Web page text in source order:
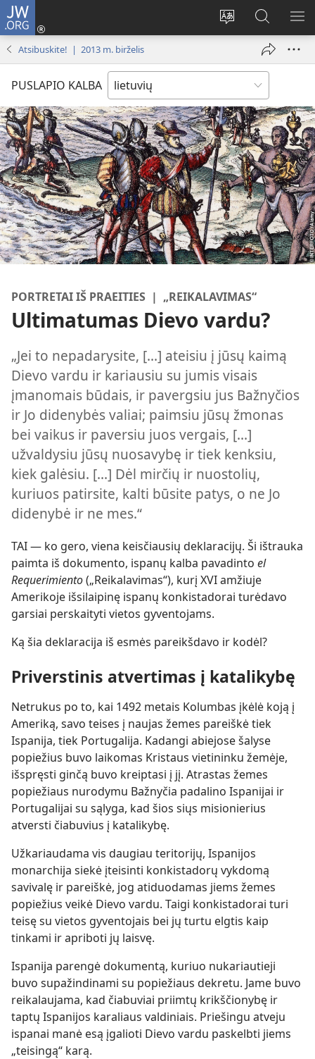
JW.ORG
Pakeisti
svetainės
Prisijungti
(atsiveria Paieška
svetainėje
JW.ORG
Atsibuskite! | 2013 m. birželis
PUSLAPIO KALBA
PORTRETAI IŠ PRAEITIES | „REIKALAVIMAS“
Ultimatumas Dievo vardu?
„Jei to nepadarysite, [...] ateisiu į jūsų kaimą
Dievo vardu ir kariausiu su jumis visais
įmanomais būdais, ir pavergsiu jus Bažnyčios
ir Jo didenybės valiai; paimsiu jūsų žmonas
bei vaikus ir paversiu juos vergais, [...]
užvaldysiu jūsų nuosavybę ir tiek kenksiu,
kiek galėsiu. [...] Dėl mirčių ir nuostolių,
kuriuos patirsite, kalti būsite patys, o ne Jo
didenybė ir ne mes.“
TAI — ko gero, viena keisčiausių deklaracijų. Ši ištrauka
paimta iš dokumento, ispanų kalba pavadinto el
Requerimiento(„Reikalavimas“), kurį XVI amžiuje
Amerikoje išsilaipinę ispanų konkistadorai turėdavo
garsiai perskaityti vietos gyventojams.
Ką šia deklaracija iš esmės pareikšdavo ir kodėl?
Priverstinis atvertimas į katalikybę
Netrukus po to, kai 1492 metais Kolumbas įkėlė koją į
Ameriką, savo teises į naujas žemes pareiškė tiek
Ispanija, tiek Portugalija. Kadangi abiejose šalyse
popiežius buvo laikomas Kristaus vietininku žemėje,
išspręsti ginčą buvo kreiptasi į jį. Atrastas žemes
popiežiaus nurodymu Bažnyčia padalino Ispanijai ir
Portugalijai su sąlyga, kad šios siųs misionierius
atversti čiabuvius į katalikybę.
Užkariaudama vis daugiau teritorijų, Ispanijos
monarchija siekė įteisinti konkistadorų vykdomą
savivalę ir pareiškė, jog atiduodamas jiems žemes
popiežius veikė Dievo vardu. Taigi konkistadorai turi
teisę su vietos gyventojais bei jų turtu elgtis kaip
tinkami ir apriboti jų laisvę.
Ispanija parengė dokumentą, kuriuo nukariautieji
buvo supažindinami su popiežiaus dekretu. Jame buvo
reikalaujama, kad čiabuviai priimtų krikščionybę ir
taptų Ispanijos karaliaus valdiniais. Priešingu atveju
ispanai manė esą įgalioti Dievo vardu paskelbti jiems
„teisingą“ karą.